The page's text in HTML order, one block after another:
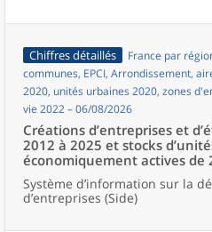
Chiffres détaillés
France par
communes, EPCI, Arrondissement,
2020, unités urbaines 2020, zones
vie 2022 – 06/08/2026
Créations d’entreprises et
2012 à 2025 et stocks
économiquement actives de
Système d’information sur la
d’entreprises (Side)